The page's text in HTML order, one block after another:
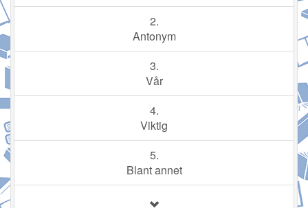
2.
Antonym
3.
Vår
4.
Viktig
5.
Blant annet